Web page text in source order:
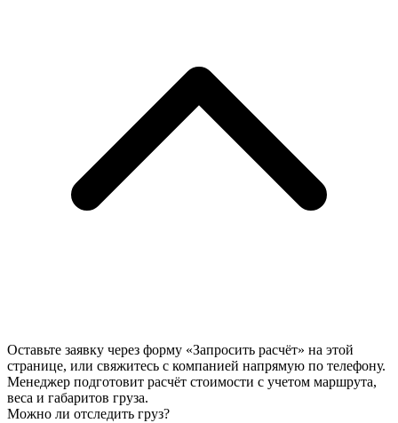
Оставьте заявку через форму «Запросить расчёт» на этой
странице, или свяжитесь с компанией напрямую по телефону.
Менеджер подготовит расчёт стоимости с учетом маршрута,
веса и габаритов груза.
Можно ли отследить груз?